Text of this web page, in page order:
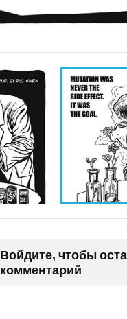
Войдите, чтобы
комментарий